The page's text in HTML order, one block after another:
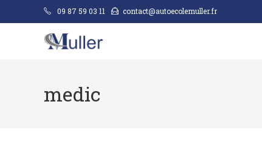
09 87 59 03 11 contact@autoecolemuller.fr
medic